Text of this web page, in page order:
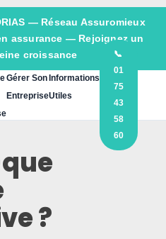
— Réseau Assuromieux
assurance — Rejoignez un
croissance
Gérer Son
Entreprise
Informations
Utiles
📞
01
75
43
58
60
?